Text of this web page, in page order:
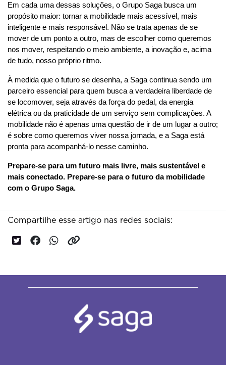
Em cada uma dessas soluções, o Grupo Saga busca um
propósito maior: tornar a mobilidade mais acessível, mais
inteligente e mais responsável. Não se trata apenas de se
mover de um ponto a outro, mas de escolher como queremos
nos mover, respeitando o meio ambiente, a inovação e, acima
de tudo, nosso próprio ritmo.
À medida que o futuro se desenha, a Saga continua sendo um
parceiro essencial para quem busca a verdadeira liberdade de
se locomover, seja através da força do pedal, da energia
elétrica ou da praticidade de um serviço sem complicações. A
mobilidade não é apenas uma questão de ir de um lugar a outro;
é sobre como queremos viver nossa jornada, e a Saga está
pronta para acompanhá-lo nesse caminho.
Prepare-se para um futuro mais livre, mais sustentável e
mais conectado. Prepare-se para o futuro da mobilidade
com o Grupo Saga.
Compartilhe esse artigo nas redes sociais: